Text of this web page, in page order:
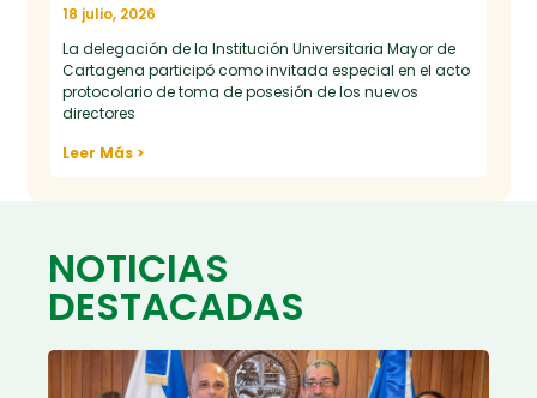
18 julio, 2026
La delegación de la Institución Universitaria Mayor de
Cartagena participó como invitada especial en el acto
protocolario de toma de posesión de los nuevos
directores
Leer Más >
NOTICIAS
DESTACADAS